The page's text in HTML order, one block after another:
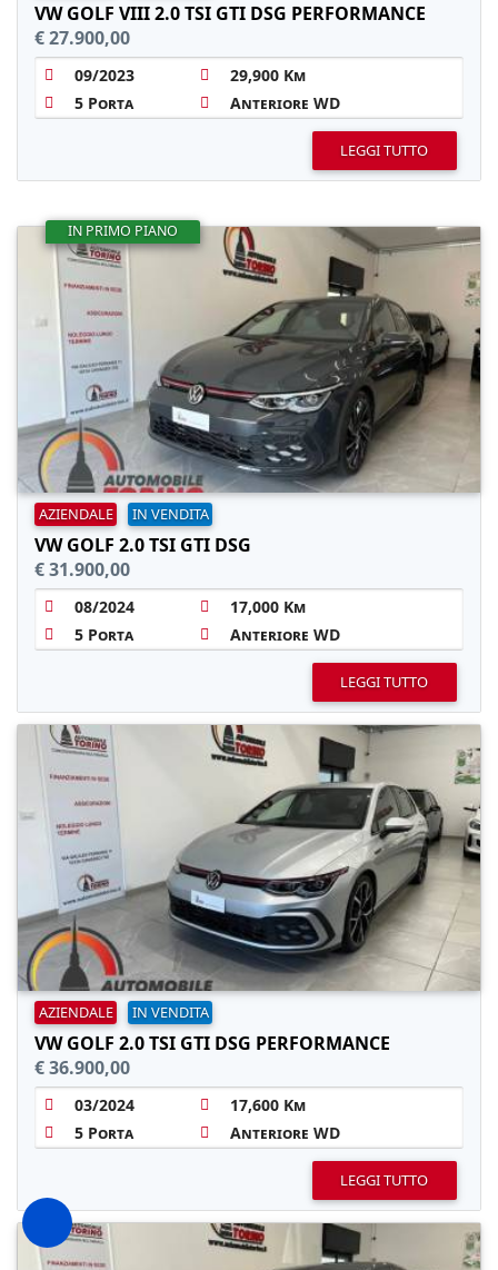
VW GOLF VIII 2.0 TSI GTI DSG PERFORMANCE
€ 27.900,00
09/2023
29,900 Km
5 Porta
Anteriore WD
LEGGI TUTTO
IN PRIMO PIANO
AZIENDALE IN VENDITA
VW GOLF 2.0 TSI GTI DSG
€ 31.900,00
08/2024
17,000 Km
5 Porta
Anteriore WD
LEGGI TUTTO
AZIENDALE IN VENDITA
VW GOLF 2.0 TSI GTI DSG PERFORMANCE
€ 36.900,00
03/2024
17,600 Km
5 Porta
Anteriore WD
LEGGI TUTTO